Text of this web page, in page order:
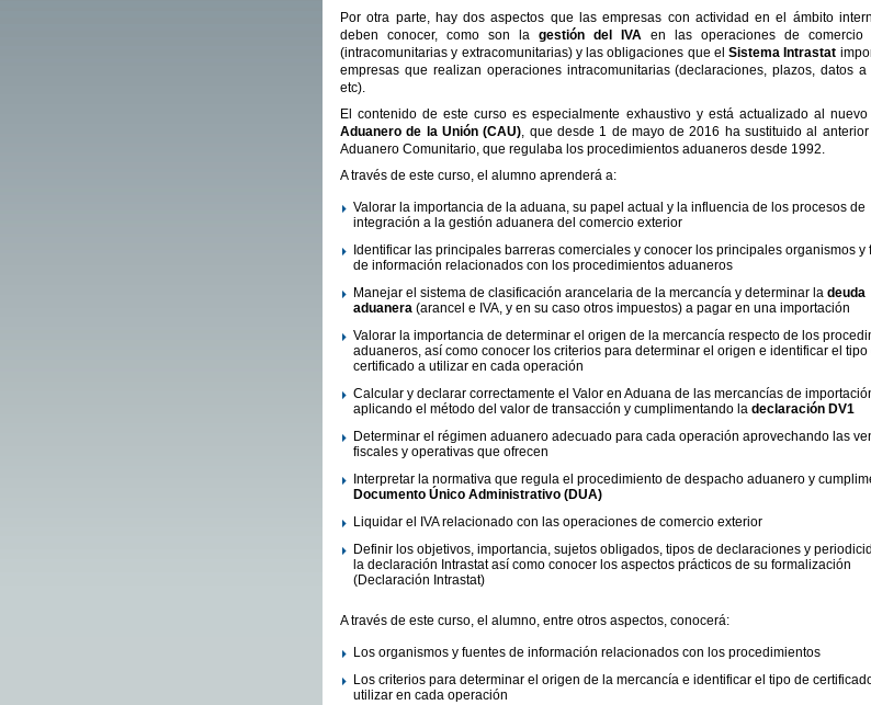
Por otra parte, hay dos aspectos que las empresas con actividad en el ámbito
deben conocer, como son la gestión del IVA en las operaciones de comercio
(intracomunitarias y extracomunitarias) y las obligaciones que el Sistema Intrastat
empresas que realizan operaciones intracomunitarias (declaraciones, plazos, datos a
etc).
El contenido de este curso es especialmente exhaustivo y está actualizado al nuevo
Aduanero de la Unión (CAU), que desde 1 de mayo de 2016 ha sustituido al
Aduanero Comunitario, que regulaba los procedimientos aduaneros desde 1992.
A través de este curso, el alumno aprenderá a:
Valorar la importancia de la aduana, su papel actual y la influencia de los procesos de
integración a la gestión aduanera del comercio exterior
Identificar las principales barreras comerciales y conocer los principales organismos y
de información relacionados con los procedimientos aduaneros
Manejar el sistema de clasificación arancelaria de la mercancía y determinar la deuda
aduanera (arancel e IVA, y en su caso otros impuestos) a pagar en una importación
Valorar la importancia de determinar el origen de la mercancía respecto de los
aduaneros, así como conocer los criterios para determinar el origen e identificar el tipo
certificado a utilizar en cada operación
Calcular y declarar correctamente el Valor en Aduana de las mercancías de
aplicando el método del valor de transacción y cumplimentando la declaración DV1
Determinar el régimen aduanero adecuado para cada operación aprovechando las
fiscales y operativas que ofrecen
Interpretar la normativa que regula el procedimiento de despacho aduanero y
Documento Único Administrativo (DUA)
Liquidar el IVA relacionado con las operaciones de comercio exterior
Definir los objetivos, importancia, sujetos obligados, tipos de declaraciones y
la declaración Intrastat así como conocer los aspectos prácticos de su formalización
(Declaración Intrastat)
A través de este curso, el alumno, entre otros aspectos, conocerá:
Los organismos y fuentes de información relacionados con los procedimientos
Los criterios para determinar el origen de la mercancía e identificar el tipo de
utilizar en cada operación